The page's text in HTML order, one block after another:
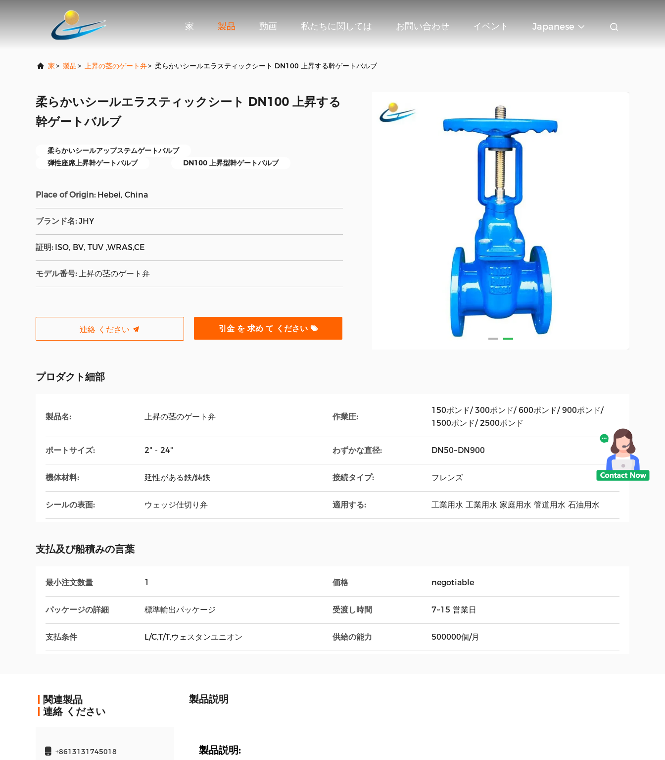
家 製品 動画 私たちに関しては お問い合わせ イベント Japanese
家> 製品> 上昇の茎のゲート弁> 柔らかいシールエラスティックシート DN100 上昇する幹ゲートバルブ
柔らかいシールエラスティックシート DN100 上昇する
幹ゲートバルブ
柔らかいシールアップステムゲートバルブ
弾性座席上昇幹ゲートバルブ
DN100 上昇型幹ゲートバルブ
Place of Origin: Hebei, China
ブランド名: JHY
証明: ISO, BV, TUV ,WRAS,CE
モデル番号: 上昇の茎のゲート弁
連絡 ください 引金 を 求め て ください
プロダクト細部
製品名: 上昇の茎のゲート弁 作業圧:
150ポンド/ 300ポンド/ 600ポンド/ 900ポンド/
1500ポンド/ 2500ポンド
ポートサイズ: 2" - 24" わずかな直径: DN50~DN900
機体材料: 延性がある鉄/鋳鉄 接続タイプ: フレンズ
シールの表面: ウェッジ仕切り弁 適用する: 工業用水 工業用水 家庭用水 管道用水 石油用水
支払及び船積みの言葉
最小注文数量 1 価格 negotiable
パッケージの詳細 標準輸出パッケージ 受渡し時間 7~15 営業日
支払条件 L/C,T/T,ウェスタンユニオン 供給の能力 500000個/月
関連製品
連絡 ください
+8613131745018
製品説明
製品説明: